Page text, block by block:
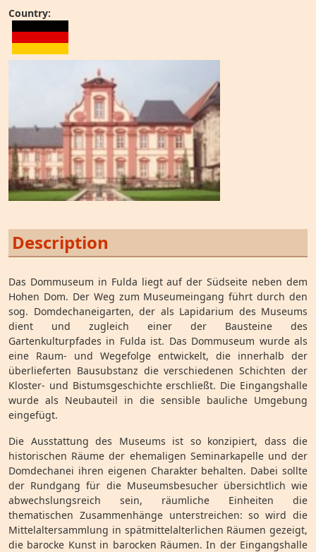
Country:
Description
Das Dommuseum in Fulda liegt auf der Südseite neben dem
Hohen Dom. Der Weg zum Museumeingang führt durch den
sog. Domdechaneigarten, der als Lapidarium des Museums
dient und zugleich einer der Bausteine des
Gartenkulturpfades in Fulda ist. Das Dommuseum wurde als
eine Raum- und Wegefolge entwickelt, die innerhalb der
überlieferten Bausubstanz die verschiedenen Schichten der
Kloster- und Bistumsgeschichte erschließt. Die Eingangshalle
wurde als Neubauteil in die sensible bauliche Umgebung
eingefügt.
Die Ausstattung des Museums ist so konzipiert, dass die
historischen Räume der ehemaligen Seminarkapelle und der
Domdechanei ihren eigenen Charakter behalten. Dabei sollte
der Rundgang für die Museumsbesucher übersichtlich wie
abwechslungsreich sein, räumliche Einheiten die
thematischen Zusammenhänge unterstreichen: so wird die
Mittelaltersammlung in spätmittelalterlichen Räumen gezeigt,
die barocke Kunst in barocken Räumen. In der Eingangshalle